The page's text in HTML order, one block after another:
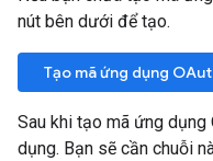
nút bên dưới để tạo.
Tạo mã ứng dụng
Sau khi tạo mã ứng dụng
dụng. Bạn sẽ cần chuỗi